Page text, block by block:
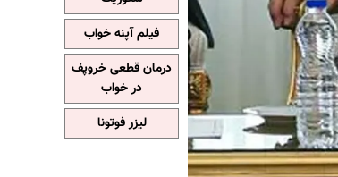
فیلم آپنه خواب
درمان قطعی خروپف
در خواب
لیزر فوتونا